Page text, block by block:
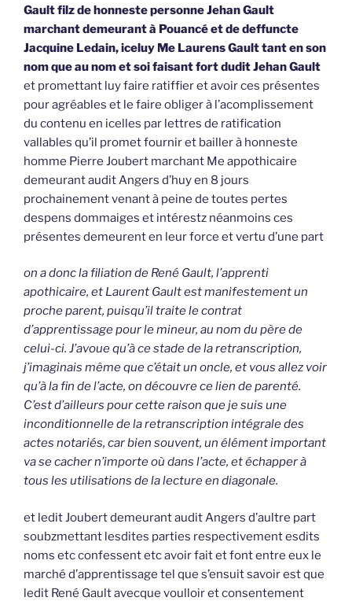
Gault filz de honneste personne Jehan Gault
marchant demeurant à Pouancé et de deffuncte
Jacquine Ledain, iceluy Me Laurens Gault tant en son
nom que au nom et soi faisant fort dudit Jehan Gault
et promettant luy faire ratiffier et avoir ces présentes
pour agréables et le faire obliger à l’acomplissement
du contenu en icelles par lettres de ratification
vallables qu’il promet fournir et bailler à honneste
homme Pierre Joubert marchant Me appothicaire
demeurant audit Angers d’huy en 8 jours
prochainement venant à peine de toutes pertes
despens dommaiges et intérestz néanmoins ces
présentes demeurent en leur force et vertu d’une part
on a donc la filiation de René Gault, l’apprenti
apothicaire, et Laurent Gault est manifestement un
proche parent, puisqu’il traite le contrat
d’apprentissage pour le mineur, au nom du père de
celui-ci. J’avoue qu’à ce stade de la retranscription,
j’imaginais même que c’était un oncle, et vous allez voir
qu’à la fin de l’acte, on découvre ce lien de parenté.
C’est d’ailleurs pour cette raison que je suis une
inconditionnelle de la retranscription intégrale des
actes notariés, car bien souvent, un élément important
va se cacher n’importe où dans l’acte, et échapper à
tous les utilisations de la lecture en diagonale.
et ledit Joubert demeurant audit Angers d’aultre part
soubzmettant lesdites parties respectivement esdits
noms etc confessent etc avoir fait et font entre eux le
marché d’apprentissage tel que s’ensuit savoir est que
ledit René Gault avecque voulloir et consentement